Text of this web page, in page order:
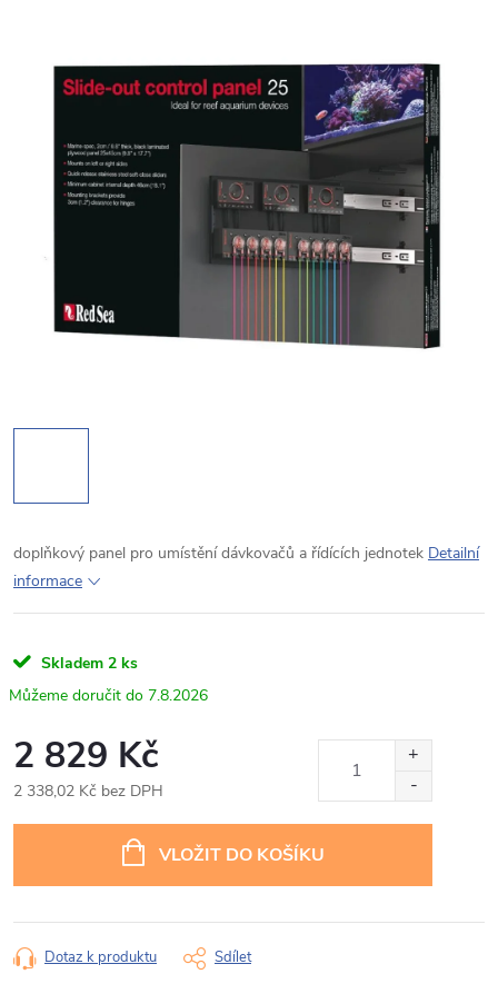
doplňkový panel pro umístění dávkovačů a řídících jednotek Detailní
informace
Skladem 2 ks
7.8.2026
2 829 Kč
2 338,02 Kč bez DPH
VLOŽIT DO KOŠÍKU
Dotaz k produktu Sdílet